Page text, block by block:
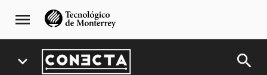
navegación
principal
menu
expand_more search